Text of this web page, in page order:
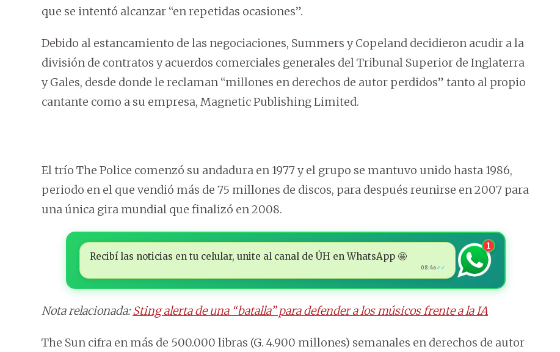
que se intentó alcanzar “en repetidas ocasiones”.
Debido al estancamiento de las negociaciones, Summers y Copeland decidieron acudir a la
división de contratos y acuerdos comerciales generales del Tribunal Superior de Inglaterra
y Gales, desde donde le reclaman “millones en derechos de autor perdidos” tanto al propio
cantante como a su empresa, Magnetic Publishing Limited.
El trío The Police comenzó su andadura en 1977 y el grupo se mantuvo unido hasta 1986,
periodo en el que vendió más de 75 millones de discos, para después reunirse en 2007 para
una única gira mundial que finalizó en 2008.
Recibí las noticias en tu celular, unite al canal de ÚH en WhatsApp 🤩
08:46 ✓✓
1
Nota relacionada:Sting alerta de una “batalla” para defender a los músicos frente a la IA
The Sun cifra en más de 500.000 libras (G. 4.900 millones) semanales en derechos de autor